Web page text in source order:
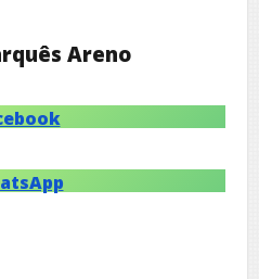
Areno